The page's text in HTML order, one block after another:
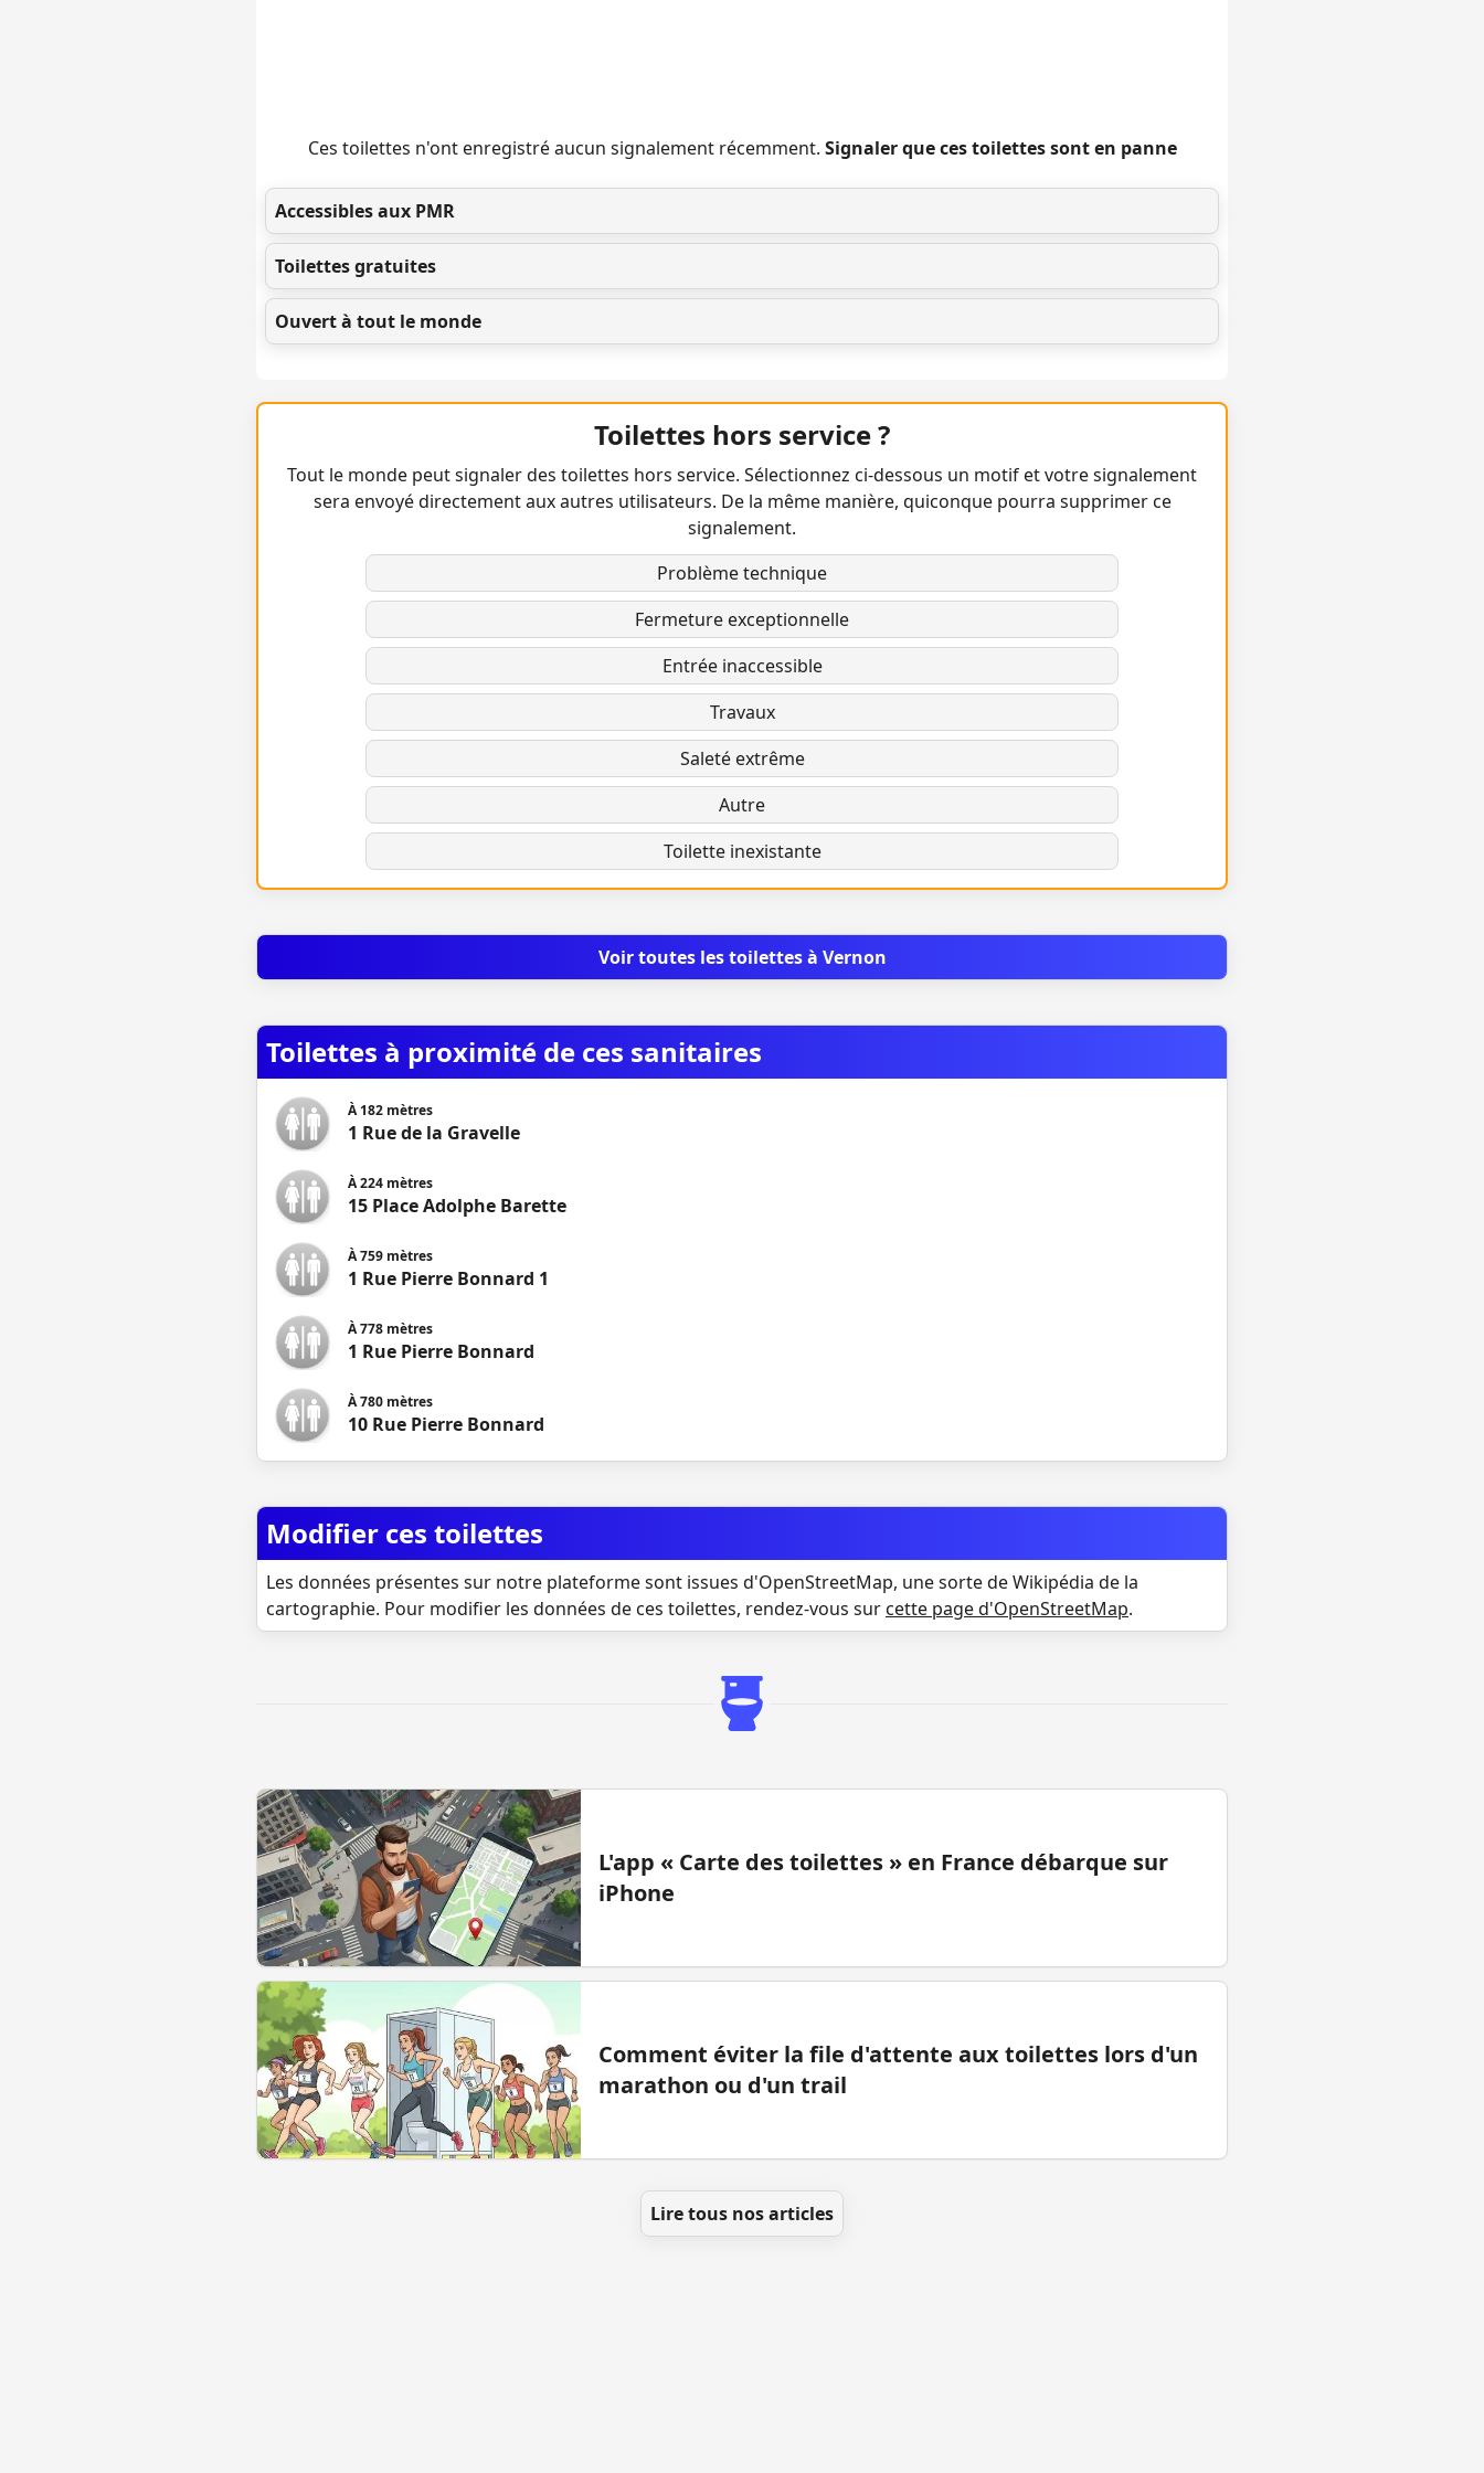
Ces toilettes n'ont enregistré aucun signalement récemment. Signaler que ces toilettes sont en panne
Accessibles aux PMR
Toilettes gratuites
Ouvert à tout le monde
Toilettes hors service ?
Tout le monde peut signaler des toilettes hors service. Sélectionnez ci-dessous un motif et votre signalement
sera envoyé directement aux autres utilisateurs. De la même manière, quiconque pourra supprimer ce
signalement.
Problème technique
Fermeture exceptionnelle
Entrée inaccessible
Travaux
Saleté extrême
Autre
Toilette inexistante
Voir toutes les toilettes à Vernon
Toilettes à proximité de ces sanitaires
À182 mètres
1 Rue de la Gravelle
À224 mètres
15 Place Adolphe Barette
À759 mètres
1 Rue Pierre Bonnard 1
À778 mètres
1 Rue Pierre Bonnard
À780 mètres
10 Rue Pierre Bonnard
Modifier ces toilettes
Les données présentes sur notre plateforme sont issues d'OpenStreetMap, une sorte de Wikipédia de la
cartographie. Pour modifier les données de ces toilettes, rendez-vous sur cette page d'OpenStreetMap.
L'app « Carte des toilettes » en France débarque sur
iPhone
Comment éviter la file d'attente aux toilettes lors d'un
marathon ou d'un trail
Lire tous nos articles